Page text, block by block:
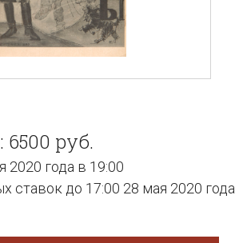
6500 руб.
2020 года в 19:00
ставок до 17:00 28 мая 2020 года